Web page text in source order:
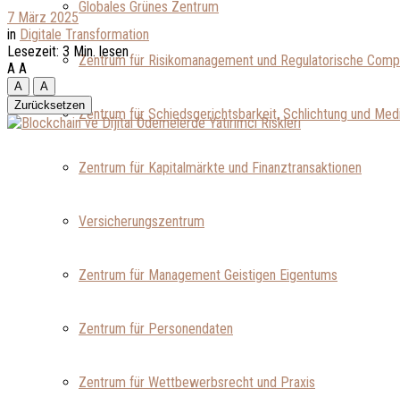
Globales Grünes Zentrum
Zentrum für Risikomanagement und Regulatorische
Zentrum für Schiedsgerichtsbarkeit, Schlichtung und
Zentrum für Kapitalmärkte und Finanztransaktionen
Versicherungszentrum
Zentrum für Management Geistigen Eigentums
Zentrum für Personendaten
Zentrum für Wettbewerbsrecht und Praxis
7 März 2025
in Digitale Transformation
Lesezeit: 3 Min. lesen
A A
A
A
Zurücksetzen